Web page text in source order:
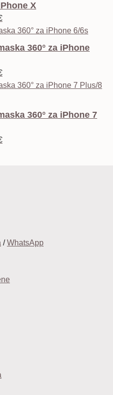
X
Trenutna
cijena
360° za iPhone
Trenutna
cijena
12,99 €.
360° za iPhone 7
Trenutna
/WhatsApp